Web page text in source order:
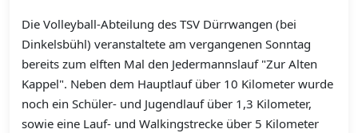
Die Volleyball-Abteilung des TSV Dürrwangen (bei
Dinkelsbühl) veranstaltete am vergangenen Sonntag
bereits zum elften Mal den Jedermannslauf "Zur Alten
Kappel". Neben dem Hauptlauf über 10 Kilometer wurde
noch ein Schüler- und Jugendlauf über 1,3 Kilometer,
sowie eine Lauf- und Walkingstrecke über 5 Kilometer